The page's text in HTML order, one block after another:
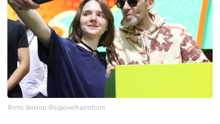
Фото: Виктор Федюни/Kazinform